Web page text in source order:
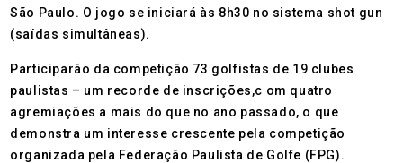
São Paulo. O jogo se iniciará às 8h30 no sistema shot gun
(saídas simultâneas).
Participarão da competição 73 golfistas de 19 clubes
paulistas – um recorde de inscrições,c om quatro
agremiações a mais do que no ano passado, o que
demonstra um interesse crescente pela competição
organizada pela Federação Paulista de Golfe (FPG).